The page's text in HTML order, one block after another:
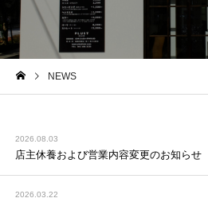
NEWS
2026.08.03
店主休養および営業内容変更のお知らせ
2026.03.22